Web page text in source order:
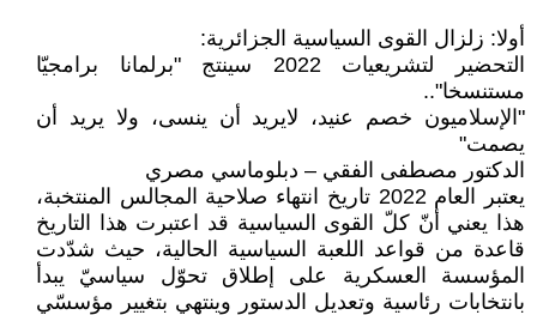
أولا: زلزال القوى السياسية الجزائرية:
التحضير لتشريعيات 2022 سينتج "برلمانا برامجيّا
مستنسخا"..
"الإسلاميون خصم عنيد، لايريد أن ينسى، ولا يريد أن
يصمت"
الدكتور مصطفى الفقي – دبلوماسي مصري
يعتبر العام 2022 تاريخ انتهاء صلاحية المجالس المنتخبة،
هذا يعني أنّ كلّ القوى السياسية قد اعتبرت هذا التاريخ
قاعدة من قواعد اللعبة السياسية الحالية، حيث شدّدت
المؤسسة العسكرية على إطلاق تحوّل سياسيّ يبدأ
بانتخابات رئاسية وتعديل الدستور وينتهي بتغيير مؤسسّي